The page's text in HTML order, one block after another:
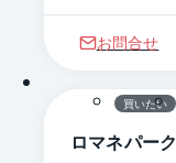
お問合せ
買いたい
ロマネパー